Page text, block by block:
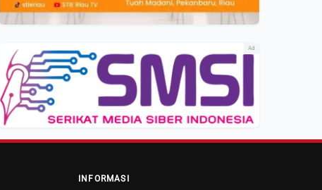
Ad
INFORMASI